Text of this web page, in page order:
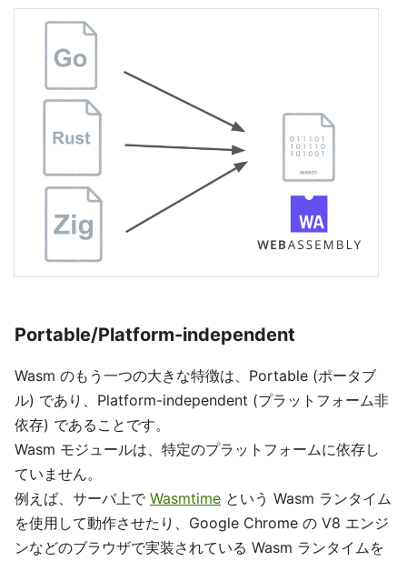
Portable/Platform-independent
Wasm のもう一つの大きな特徴は、Portable (ポータブ
ル) であり、Platform-independent (プラットフォーム非
依存) であることです。
Wasm モジュールは、特定のプラットフォームに依存し
ていません。
例えば、サーバ上で Wasmtime という Wasm ランタイム
を使用して動作させたり、Google Chrome の V8 エンジ
ンなどのブラウザで実装されている Wasm ランタイムを